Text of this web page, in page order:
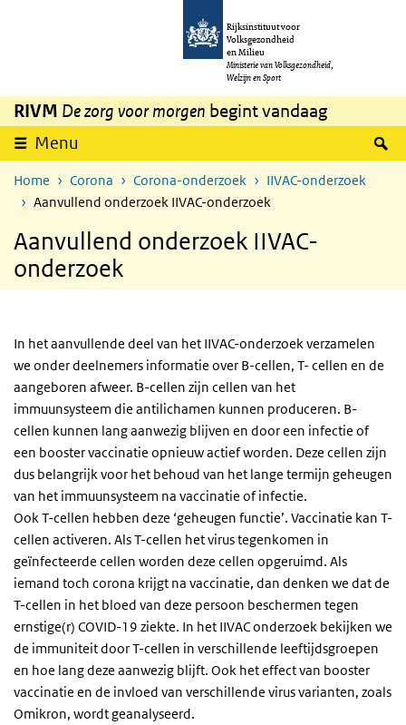
Overslaan en naar de inhoud gaan
Rijksinstituut voor
Volksgezondheid
en Milieu
Ministerie van Volksgezondheid,
Welzijn en Sport
RIVM De zorg voor morgen begint vandaag
Menu
Home Corona Corona-onderzoek
IIVAC-onderzoek
Aanvullend onderzoek IIVAC-onderzoek
Aanvullend onderzoek IIVAC-
onderzoek
In het aanvullende deel van het IIVAC-onderzoek verzamelen
we onder deelnemers informatie over B-cellen, T- cellen en de
aangeboren afweer. B-cellen zijn cellen van het
immuunsysteem die antilichamen kunnen produceren. B-
cellen kunnen lang aanwezig blijven en door een infectie of
een booster vaccinatie opnieuw actief worden. Deze cellen zijn
dus belangrijk voor het behoud van het lange termijn geheugen
van het immuunsysteem na vaccinatie of infectie.
Ook T-cellen hebben deze ‘geheugen functie’. Vaccinatie kan T-
cellen activeren. Als T-cellen het virus tegenkomen in
geïnfecteerde cellen worden deze cellen opgeruimd. Als
iemand toch corona krijgt na vaccinatie, dan denken we dat de
T-cellen in het bloed van deze persoon beschermen tegen
ernstige(r) COVID-19 ziekte. In het IIVAC onderzoek bekijken we
de immuniteit door T-cellen in verschillende leeftijdsgroepen
en hoe lang deze aanwezig blijft. Ook het effect van booster
vaccinatie en de invloed van verschillende virus varianten, zoals
Omikron, wordt geanalyseerd.